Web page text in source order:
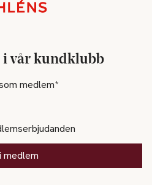
vår kundklubb
medlem*
medlem